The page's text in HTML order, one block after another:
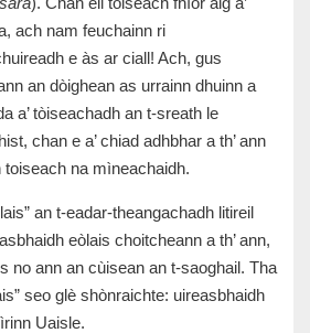
ach nam feuchainn ri
e às ar ciall! Ach, gus
an dòighean as urrainn dhuinn a
a’ tòiseachadh an t-sreath le
chan e a’ chiad adhbhar a th’ ann
toiseach na mìneachaidh.
an t-eadar-theangachadh litireil
eòlais choitcheann a th’ ann,
no ann an cùisean an t-saoghail. Tha
seo glè shònraichte: uireasbhaidh
Uaisle.